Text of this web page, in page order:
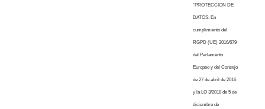
“PROTECCION DE
DATOS: En
cumplimiento del
RGPD (UE) 2016/679
del Parlamento
Europeo y del Consejo
de 27 de abril de 2016
y la LO 3/2018 de 5 de
diciembre de